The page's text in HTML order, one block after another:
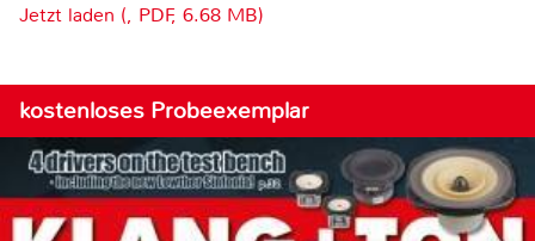
Jetzt laden (, PDF, 6.68 MB)
kostenloses Probeexemplar